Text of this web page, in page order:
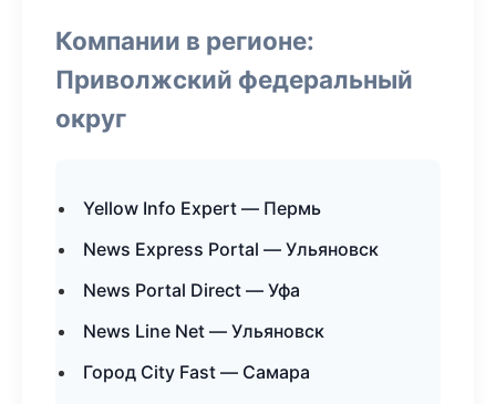
Компании в регионе:
Приволжский федеральный
округ
Yellow Info Expert — Пермь
News Express Portal — Ульяновск
News Portal Direct — Уфа
News Line Net — Ульяновск
Город City Fast — Самара